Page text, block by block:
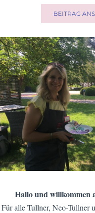
BEITRAG
Hallo und willkommen
Für alle Tullner, Neo-Tullner